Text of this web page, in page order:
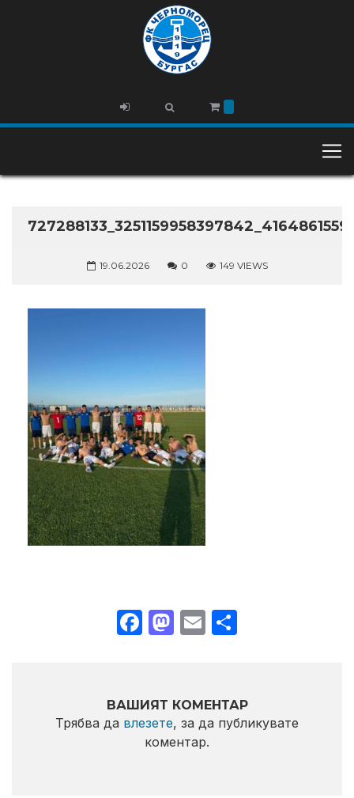
19.06.2026 0 149 VIEWS
Facebook
Mastodon
Email
ВАШИЯТ КОМЕНТАР
Трябва да влезете, за да публикувате
коментар.